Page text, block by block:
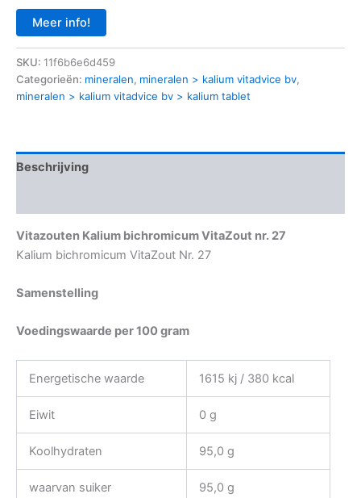
Meer info!
SKU: 11f6b6e6d459
Categorieën: mineralen, mineralen > kalium vitadvice bv,
mineralen > kalium vitadvice bv > kalium tablet
Beschrijving
Vitazouten Kalium bichromicum VitaZout nr. 27
Kalium bichromicum VitaZout Nr. 27
Samenstelling
Voedingswaarde per 100 gram
Energetische waarde 1615 kj / 380 kcal
Eiwit 0 g
Koolhydraten 95,0 g
waarvan suiker 95,0 g